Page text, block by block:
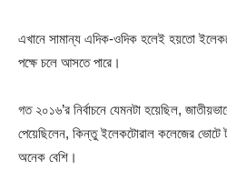
এখানে সামান্য এদিক-ওদিক হলেই হয়তো
পক্ষে চলে আসতে পারে।
গত ২০১৬’র নির্বাচনে যেমনটা হয়েছিল,
পেয়েছিলেন, কিন্তু ইলেকটোরাল কলেজের ভোটে
অনেক বেশি।